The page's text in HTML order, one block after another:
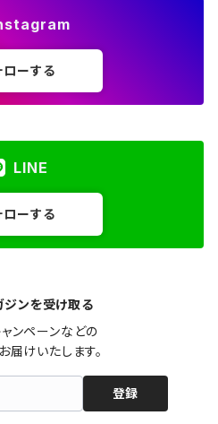
ローする
LINE
ローする
ジンを受け取る
ンペーンなどの
届けいたします。
登録